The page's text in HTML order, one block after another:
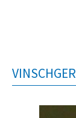
VINSCHGER